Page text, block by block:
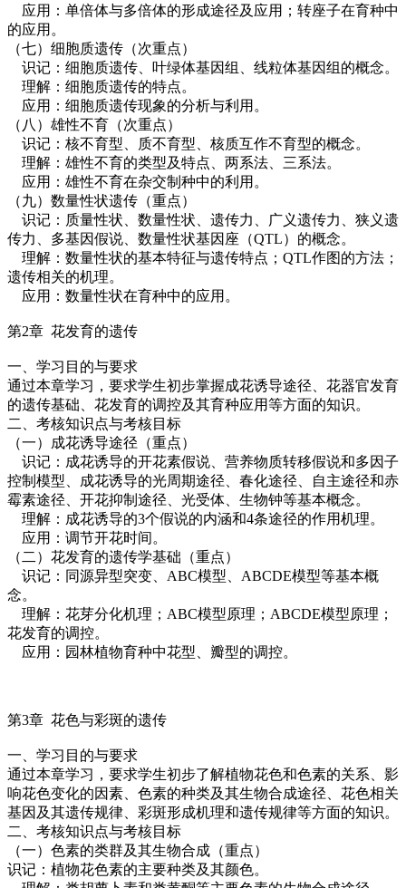
应用：单倍体与多倍体的形成途径及应用；转座子在育种中
的应用。
（七）细胞质遗传（次重点）
识记：细胞质遗传、叶绿体基因组、线粒体基因组的概念。
理解：细胞质遗传的特点。
应用：细胞质遗传现象的分析与利用。
（八）雄性不育（次重点）
识记：核不育型、质不育型、核质互作不育型的概念。
理解：雄性不育的类型及特点、两系法、三系法。
应用：雄性不育在杂交制种中的利用。
（九）数量性状遗传（重点）
识记：质量性状、数量性状、遗传力、广义遗传力、狭义遗
传力、多基因假说、数量性状基因座（QTL）的概念。
理解：数量性状的基本特征与遗传特点；QTL作图的方法；
遗传相关的机理。
应用：数量性状在育种中的应用。
第2章 花发育的遗传
一、学习目的与要求
通过本章学习，要求学生初步掌握成花诱导途径、花器官发育
的遗传基础、花发育的调控及其育种应用等方面的知识。
二、考核知识点与考核目标
（一）成花诱导途径（重点）
识记：成花诱导的开花素假说、营养物质转移假说和多因子
控制模型、成花诱导的光周期途径、春化途径、自主途径和赤
霉素途径、开花抑制途径、光受体、生物钟等基本概念。
理解：成花诱导的3个假说的内涵和4条途径的作用机理。
应用：调节开花时间。
（二）花发育的遗传学基础（重点）
识记：同源异型突变、ABC模型、ABCDE模型等基本概
念。
理解：花芽分化机理；ABC模型原理；ABCDE模型原理；
花发育的调控。
应用：园林植物育种中花型、瓣型的调控。
第3章 花色与彩斑的遗传
一、学习目的与要求
通过本章学习，要求学生初步了解植物花色和色素的关系、影
响花色变化的因素、色素的种类及其生物合成途径、花色相关
基因及其遗传规律、彩斑形成机理和遗传规律等方面的知识。
二、考核知识点与考核目标
（一）色素的类群及其生物合成（重点）
识记：植物花色素的主要种类及其颜色。